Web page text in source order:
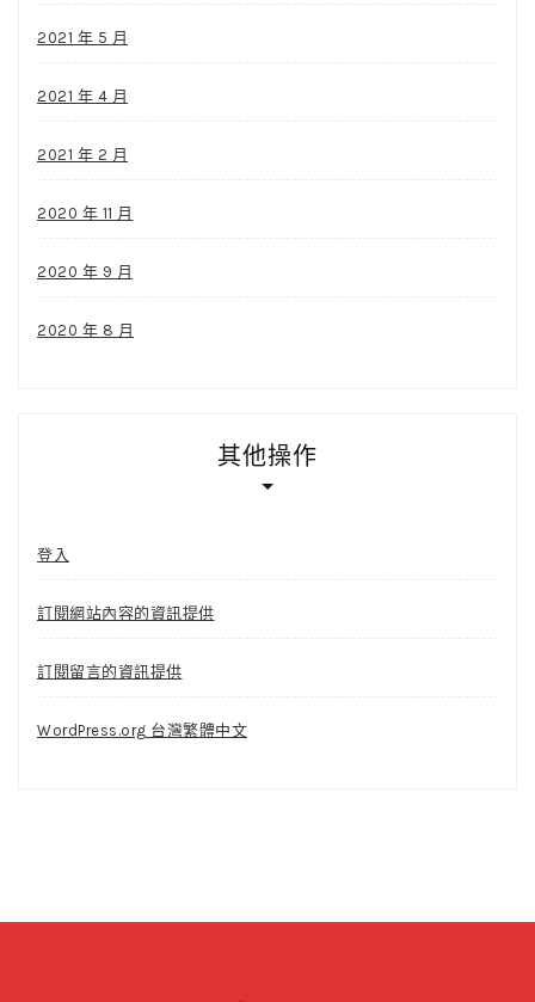
2021 年 5 月
2021 年 4 月
2021 年 2 月
2020 年 11 月
2020 年 9 月
2020 年 8 月
其他操作
登入
訂閱網站內容的資訊提供
訂閱留言的資訊提供
WordPress.org 台灣繁體中文